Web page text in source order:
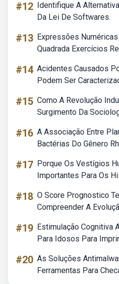
#12 Identifique A
Da Lei De Softwares.
#13 Expressões
Quadrada Exercícios
#14 Acidentes Causados
Podem Ser
#15 Como A Revolução
Surgimento Da
#16 A Associação Entre
Bactérias Do Gênero
#17 Porque Os Vestígios
Importantes Para Os
#18 O Score Prognostico
Compreender A
#19 Estimulação Cognitiva
Para Idosos Para
#20 As Soluções
Ferramentas Para